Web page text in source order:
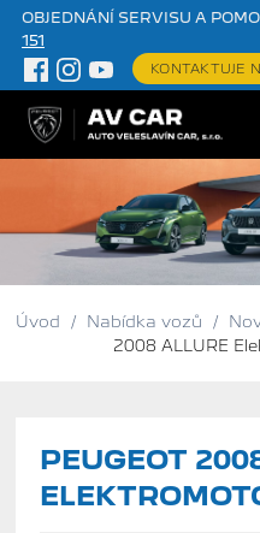
OBJEDNÁNÍ SERVISU A
151
KONTAKTUJE
Úvod / Nabídka vozů /
2008 ALLURE
PEUGEOT